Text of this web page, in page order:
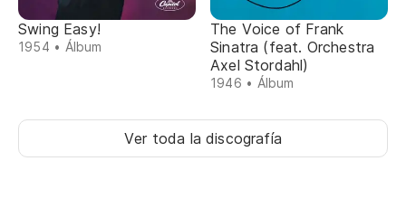
Swing Easy!
1954 • Álbum
The Voice of Frank
Sinatra (feat. Orchestra
Axel Stordahl)
1946 • Álbum
Ver toda la discografía